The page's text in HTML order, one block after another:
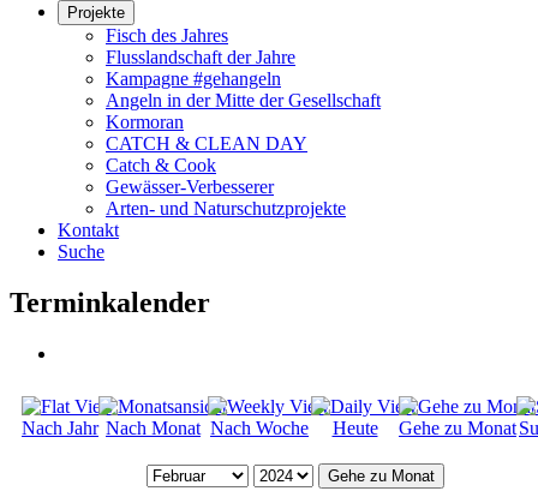
Projekte
Fisch des Jahres
Flusslandschaft der Jahre
Kampagne #gehangeln
Angeln in der Mitte der Gesellschaft
Kormoran
CATCH & CLEAN DAY
Catch & Cook
Gewässer-Verbesserer
Arten- und Naturschutzprojekte
Kontakt
Suche
Terminkalender
Nach Jahr Nach Monat Nach Woche Heute Gehe zu Monat
Gehe zu Monat